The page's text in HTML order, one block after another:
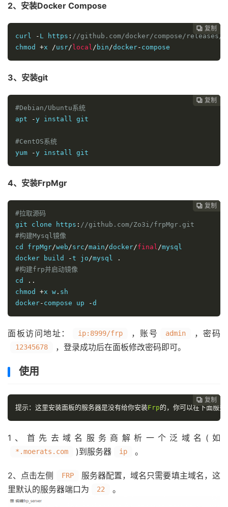
2、安装Docker Compose
 复制
 复制
 复制
 复制
 复制
 复制
 复制
curl
- L https : //github.com/docker/compose/releases/
chmod +x /usr/ local/ bin/docker- compose
3、安装git
 复制
 复制
 复制
 复制
 复制
 复制
#Debian/Ubuntu系统
apt
-y install git
#CentOS系统
yum
-y install git
4、安装FrpMgr
 复制
 复制
 复制
 复制
 复制
#拉取源码
git clone https : //github.com/Zo3i/frpMgr.git
#构建Mysql镜像
cd frpMgr/web/src/main/docker/final/mysql
docker build
-t jo/mysql
.
#构建frp并启动镜像
cd
..
chmod +x w . sh
docker- compose up -d
面板访问地址： ip:8999/frp ，账号 admin ，密码
12345678 ，登录成功后在面板修改密码即可。
使用
 复制
 复制
 复制
 复制
提示：这里安装面板的服务器是没有给你安装Frp的，你可以在下面服
1、首先去域名服务商解析一个泛域名(如
*.moerats.com )到服务器 ip 。
2、点击左侧 FRP
服务器配置，域名只需要填主域名，这
里默认的服务器端口为
22 。